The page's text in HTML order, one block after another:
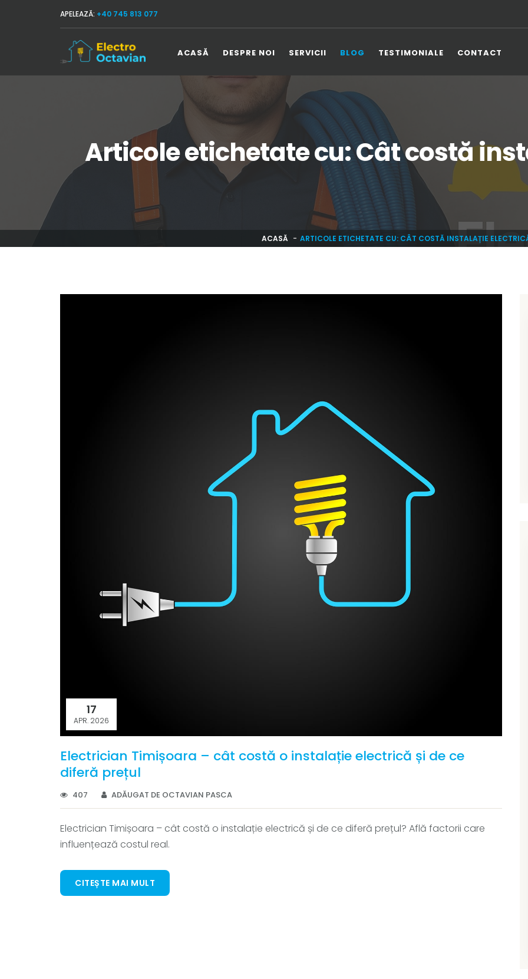
APELEAZĂ: +40 745 813 077
ACASĂ DESPRE NOI SERVICII BLOG TESTIMONIALE CONTACT
Articole etichetate cu: Cât costă
ACASĂ ARTICOLE ETICHETATE CU: CÂT COSTĂ INSTALAȚIE
17
APR. 2026
Electrician Timișoara – cât costă o instalație electrică și de ce
diferă prețul
407 ADĂUGAT DE OCTAVIAN PASCA
Electrician Timișoara – cât costă o instalație electrică și de ce diferă prețul? Află factorii care
influențează costul real.
CITEȘTE MAI MULT